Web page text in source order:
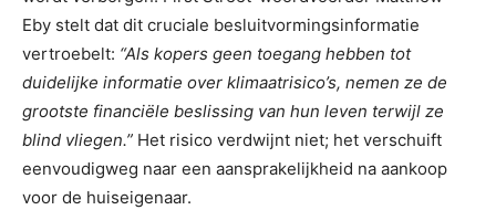
Eby stelt dat dit cruciale besluitvormingsinformatie
vertroebelt: “Als kopers geen toegang hebben tot
duidelijke informatie over klimaatrisico’s, nemen ze de
grootste financiële beslissing van hun leven terwijl ze
blind vliegen.” Het risico verdwijnt niet; het verschuift
eenvoudigweg naar een aansprakelijkheid na aankoop
voor de huiseigenaar.